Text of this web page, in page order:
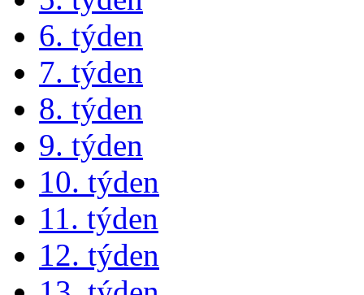
6. týden
7. týden
8. týden
9. týden
10. týden
11. týden
12. týden